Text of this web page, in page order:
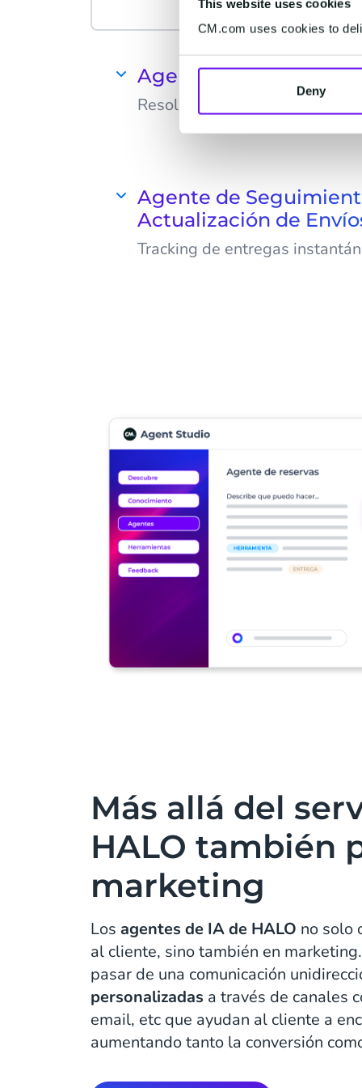
This website uses cookies
CM.com uses cookies to
Deny
Agente de
Resolución eficiente de
refuercen la confianza y
Agente de
Actualización de
Tracking de entregas
Más allá del
HALO también
marketing
Los agentes de IA de HALO no solo
al cliente, sino también en
pasar de una comunicación
personalizadas a través de canales
email, etc que ayudan al cliente a
aumentando tanto la conversión